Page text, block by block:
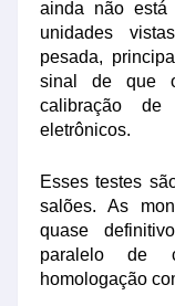
ainda não está
unidades
pesada,
sinal de que
calibração de
eletrônicos.
Esses testes
salões. As
quase
paralelo de
homologação